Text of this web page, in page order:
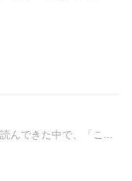
んできた中で、「こ...